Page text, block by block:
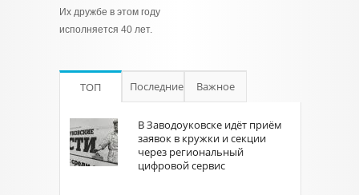
Их дружбе в этом году
исполняется 40 лет.
ТОП Последние Важное
В Заводоуковске идёт приём
заявок в кружки и секции
через региональный
цифровой сервис